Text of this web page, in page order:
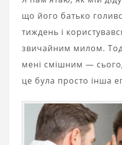
що його батько
тиждень і
звичайним милом.
мені смішним —
це була просто інша